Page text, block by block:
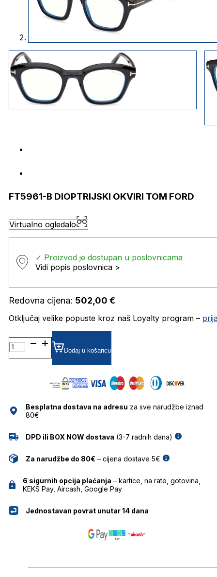
FT5961-B DIOPTRIJSKI OKVIRI TOM FORD
Virtualno ogledalo
✓ Proizvod je dostupan u poslovnicama
Vidi popis poslovnica >
Redovna cijena: 502,00 €
Otključaj velike popuste kroz naš Loyalty program –
FT5961-
B DIOPTRIJSKI
OKVIRI
Dodaj u košaricu
Besplatna dostava na adresu za sve narudžbe iznad
80€
DPD ili BOX NOW dostava (3-7 radnih dana)
Za narudžbe do 80€ – cijena dostave 5€
6 sigurnih opcija plaćanja – kartice, na rate, gotovina,
KEKS Pay, Aircash, Google Pay
Jednostavan povrat unutar 14 dana